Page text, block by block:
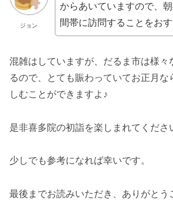
ジョン
からあいていますので、
間帯に訪問することをおす
混雑はしていますが、だるま市は様々
るので、とても賑わっていてお正月な
しむことができますよ♪
是非喜多院の初詣を楽しまれてくださ
少しでも参考になれば幸いです。
最後までお読みいただき、ありがとう